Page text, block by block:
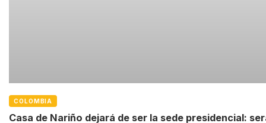
COLOMBIA
Casa de Nariño dejará de ser la sede presidencial: